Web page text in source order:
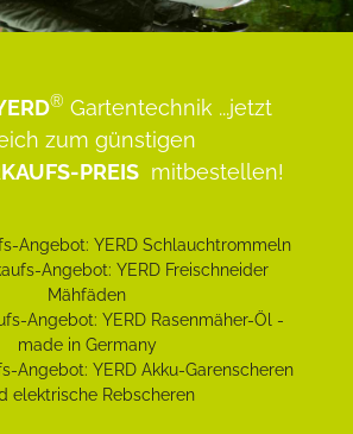
® Gartentechnik ...jetzt
zum günstigen
PREIS mitbestellen!